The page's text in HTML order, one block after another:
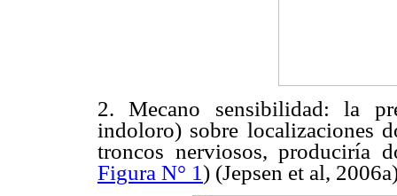
2. Mecano sensibilidad: la
indoloro) sobre localizaciones
troncos nerviosos, produciría
Figura N° 1) (Jepsen et al,